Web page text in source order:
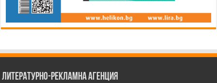
Литературно-рекламна агенция